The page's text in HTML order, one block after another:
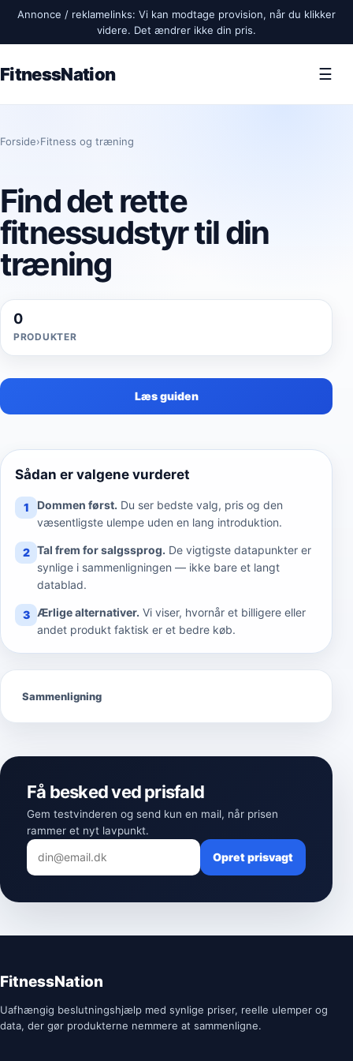
Annonce / reklamelinks: Vi kan modtage provision, når du klikker
videre. Det ændrer ikke din pris.
FitnessNation ☰
Forside›Fitness og træning
Find det rette
fitnessudstyr til din
træning
0
PRODUKTER
Læs guiden
Sådan er valgene vurderet
1 Dommen først. Du ser bedste valg, pris og den
væsentligste ulempe uden en lang introduktion.
2 Tal frem for salgssprog. De vigtigste datapunkter er
synlige i sammenligningen — ikke bare et langt
datablad.
3 Ærlige alternativer. Vi viser, hvornår et billigere eller
andet produkt faktisk er et bedre køb.
Sammenligning
Få besked ved prisfald
Gem testvinderen og send kun en mail, når prisen
rammer et nyt lavpunkt.
Opret prisvagt
FitnessNation
Uafhængig beslutningshjælp med synlige priser, reelle ulemper og
data, der gør produkterne nemmere at sammenligne.